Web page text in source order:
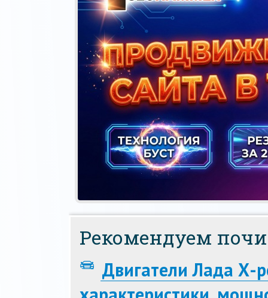
Рекомендуем
Двигатели Лада Х-